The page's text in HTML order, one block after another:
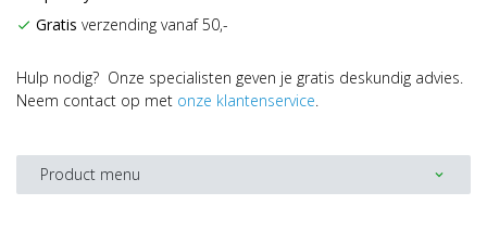
check Gratis verzending vanaf 50,-
Hulp nodig? Onze specialisten geven je gratis deskundig advies.
Neem contact op met onze klantenservice.
Product menu expand_more